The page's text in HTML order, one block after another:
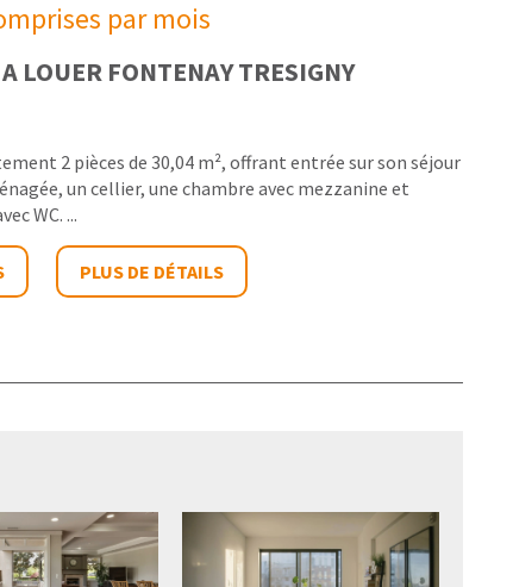
par mois
LOUER FONTENAY TRESIGNY
2 pièces de 30,04 m², offrant entrée sur son séjour
un cellier, une chambre avec mezzanine et
WC. ...
PLUS DE DÉTAILS